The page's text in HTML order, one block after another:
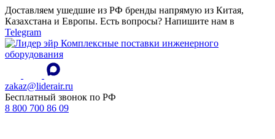
Доставляем ушедшие из РФ бренды напрямую из Китая,
Казахстана и Европы. Есть вопросы? Напишите нам в
Telegram
Комплексные поставки инженерного
оборудования
zakaz@liderair.ru
Бесплатный звонок по РФ
8 800 700 86 09